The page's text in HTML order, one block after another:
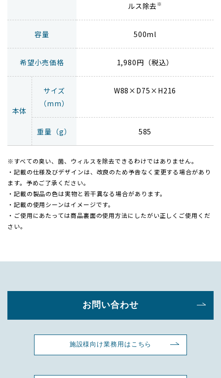
ルス除去 ※
容量 500ml
希望小売価格 1,980円（税込）
本体
サイズ
（mm）
W88×D75×H216
重量（g） 585
※すべての臭い、菌、ウィルスを除去できるわけではありません。
・記載の仕様及びデザインは、改良のため予告なく変更する場合があり
ます。予めご了承ください。
・記載の製品の色は実物と若干異なる場合があります。
・記載の使用シーンはイメージです。
・ご使用にあたっては商品裏面の使用方法にしたがい正しくご使用くだ
さい。
お問い合わせ
施設様向け業務用はこちら